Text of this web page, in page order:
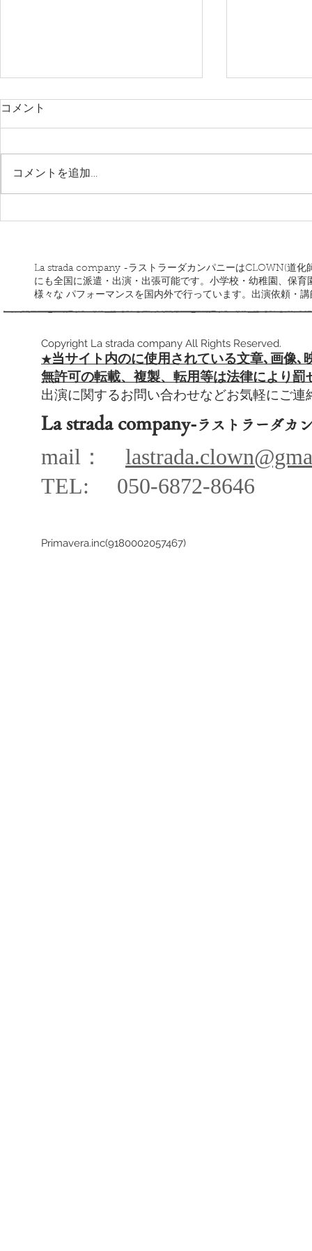
ワンダーランドサーカス
コメント
コメントを追加…
La strada company -ラストラーダカンパニーはCLOWN(道
にも全国に派遣・出演・出張可能です。小学校・幼稚園、保
様々な パフォーマンスを国内外で行っています。出演依頼・
Copyright La strada company All Rights Reserved.
​★当サイト内のに使用されている文章､ 画像､
無許可の転載、複製、転用等は法律により罰
出演に関するお問い合わせなどお気軽にご
La strada company-ラストラーダ
mail：
TEL: 050-6872-8646
Primavera.inc(9180002057467)